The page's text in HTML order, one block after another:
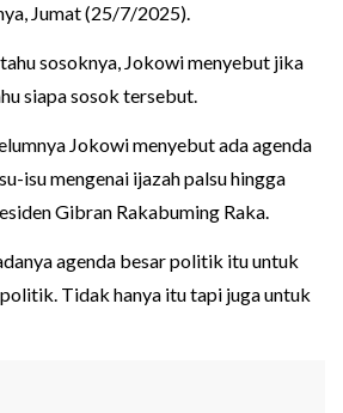
Jumat (25/7/2025).
sosoknya, Jokowi menyebut jika
siapa sosok tersebut.
Jokowi menyebut ada agenda
isu mengenai ijazah palsu hingga
Gibran Rakabuming Raka.
agenda besar politik itu untuk
Tidak hanya itu tapi juga untuk